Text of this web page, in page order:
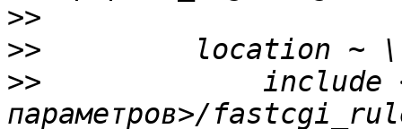
>>
>>
>>
include